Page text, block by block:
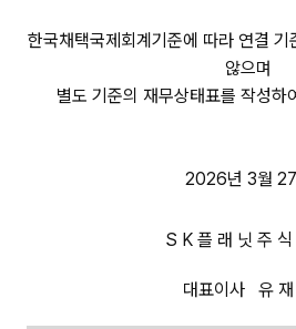
871,979,977
한국채택국제회계기준에 따라 연결 기
않으며
별도 기준의 재무상태표를 작성하
2026년 3월
S K 플 래 닛 주
대표이사 유 재